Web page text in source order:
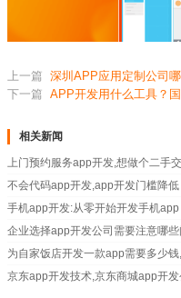
上一篇 深圳APP应用定制公司
下一篇 APP开发用什么工具？
相关新闻
上门预约服务app开发,想做个二手
不会代码app开发,app开发门槛降低
手机app开发:从零开始开发手机app
企业选择app开发公司需要注意哪
为自家饭店开发一款app需要多少
京东app开发技术,京东商城app开发